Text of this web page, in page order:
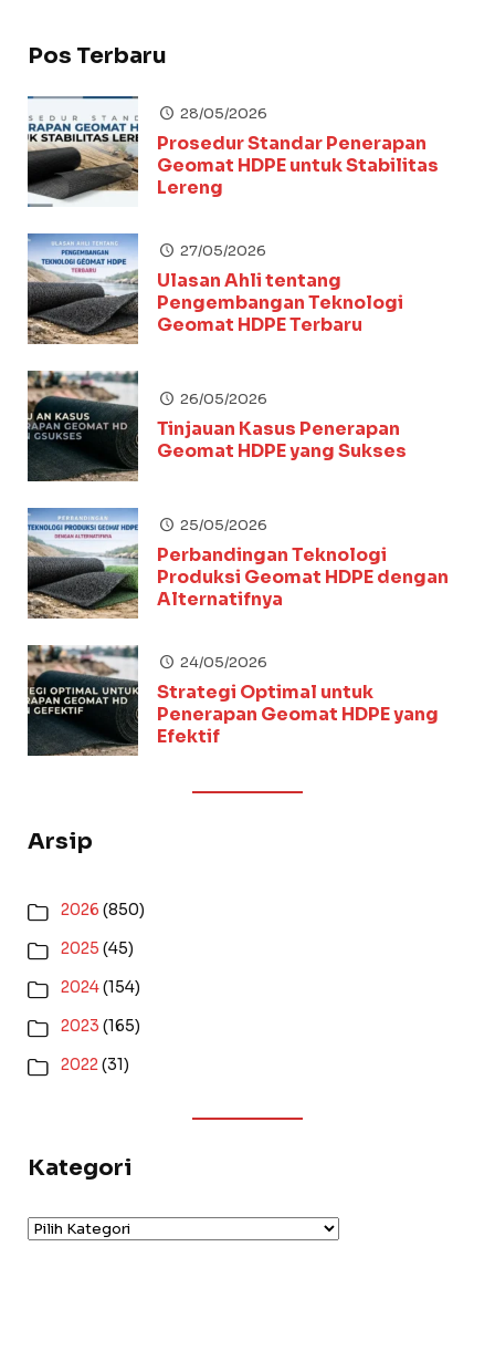
Pos Terbaru
28/05/2026
Prosedur Standar Penerapan
Geomat HDPE untuk Stabilitas
Lereng
27/05/2026
Ulasan Ahli tentang
Pengembangan Teknologi
Geomat HDPE Terbaru
26/05/2026
Tinjauan Kasus Penerapan
Geomat HDPE yang Sukses
25/05/2026
Perbandingan Teknologi
Produksi Geomat HDPE dengan
Alternatifnya
24/05/2026
Strategi Optimal untuk
Penerapan Geomat HDPE yang
Efektif
Arsip
2026 (850)
2025 (45)
2024(154)
2023 (165)
2022(31)
Kategori
Kategori